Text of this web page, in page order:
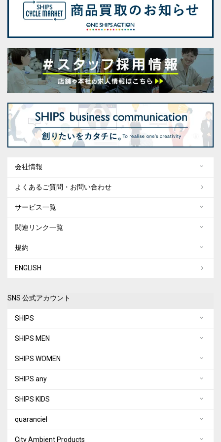
会社情報
よくあるご質問・お問い合わせ
サービス一覧
関連リンク一覧
規約
ENGLISH
SNS 公式アカウント
SHIPS
SHIPS MEN
SHIPS WOMEN
SHIPS any
SHIPS KIDS
quaranciel
City Ambient Products